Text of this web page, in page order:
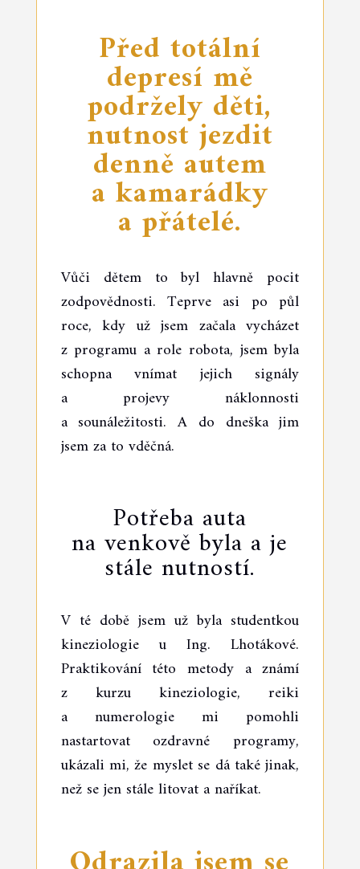
Před totální
depresí mě
podržely děti,
nutnost jezdit
denně autem
a kamarádky
a přátelé.
Vůči dětem to byl hlavně pocit
zodpovědnosti. Teprve asi po půl
roce, kdy už jsem začala vycházet
z programu a role robota, jsem byla
schopna vnímat jejich signály
a projevy náklonnosti
a sounáležitosti. A do dneška jim
jsem za to vděčná.
Potřeba auta
na venkově byla a je
stále nutností.
V té době jsem už byla studentkou
kineziologie u Ing. Lhotákové.
Praktikování této metody a známí
z kurzu kineziologie, reiki
a numerologie mi pomohli
nastartovat ozdravné programy,
ukázali mi, že myslet se dá také jinak,
než se jen stále litovat a naříkat.